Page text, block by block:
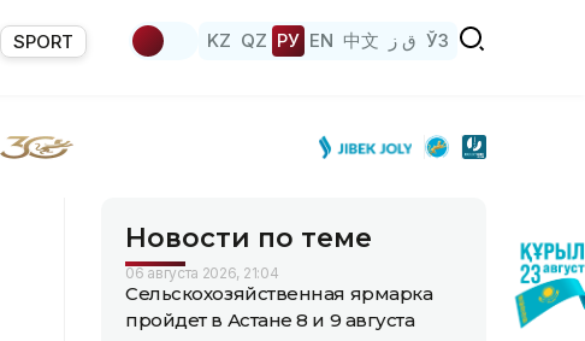
SPORT KZ QZ РУ EN 中文 ق ز ЎЗ
Новости по теме
06 августа 2026, 21:04
Сельскохозяйственная ярмарка
пройдет в Астане 8 и 9 августа